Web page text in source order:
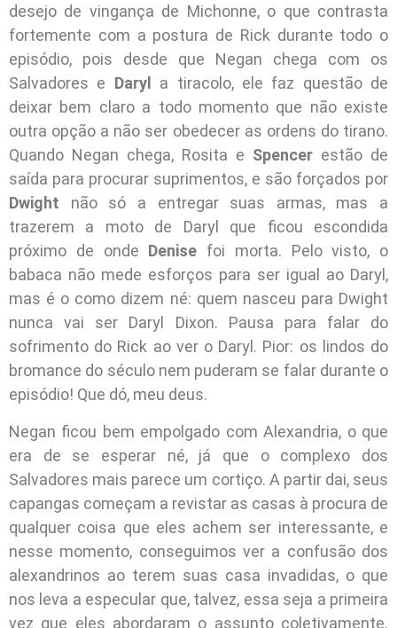
desejo de vingança de Michonne, o que contrasta
fortemente com a postura de Rick durante todo o
episódio, pois desde que Negan chega com os
Salvadores e Daryl
a tiracolo, ele faz questão de
deixar bem claro a todo momento que não existe
outra opção a não ser obedecer as ordens do tirano.
Quando Negan chega, Rosita e Spencer estão de
saída para procurar suprimentos, e são forçados por
Dwight não só a entregar suas armas, mas a
trazerem a moto de Daryl que ficou escondida
próximo de onde Denise foi morta. Pelo visto, o
babaca não mede esforços para ser igual ao Daryl,
mas é o como dizem né: quem nasceu para Dwight
nunca vai ser Daryl Dixon. Pausa para falar do
sofrimento do Rick ao ver o Daryl. Pior: os lindos do
bromance do século nem puderam se falar durante o
episódio! Que dó, meu deus.
Negan ficou bem empolgado com Alexandria, o que
era de se esperar né, já que o complexo dos
Salvadores mais parece um cortiço. A partir dai, seus
capangas começam a revistar as casas à procura de
qualquer coisa que eles achem ser interessante, e
nesse momento, conseguimos ver a confusão dos
alexandrinos ao terem suas casa invadidas, o que
nos leva a especular que, talvez, essa seja a primeira
vez que eles abordaram o assunto coletivamente.